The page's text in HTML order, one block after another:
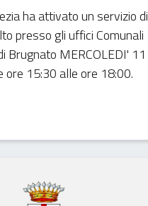
ha attivato un servizio di
presso gli uffici Comunali
Brugnato MERCOLEDI' 11
ore 15:30 alle ore 18:00.